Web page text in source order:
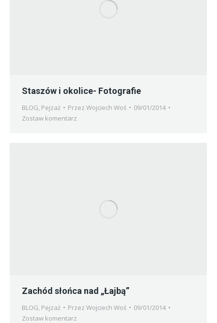
Staszów i okolice- Fotografie
BLOG Pejzaż Przez Wojciech Woś
09/01/2014
Zostaw komentarz
Zachód słońca nad „Łajbą”
BLOG, Pejzaż Przez Wojciech Woś
09/01/2014
Zostaw komentarz